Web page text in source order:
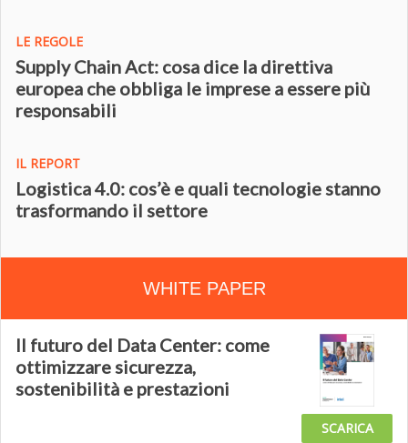
LE REGOLE
Supply Chain Act: cosa dice la direttiva
europea che obbliga le imprese a essere più
responsabili
IL REPORT
Logistica 4.0: cos’è e quali tecnologie stanno
trasformando il settore
WHITE PAPER
Il futuro del Data Center: come
ottimizzare sicurezza,
sostenibilità e prestazioni
SCARICA